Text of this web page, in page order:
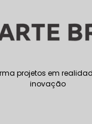
projetos em
inovação